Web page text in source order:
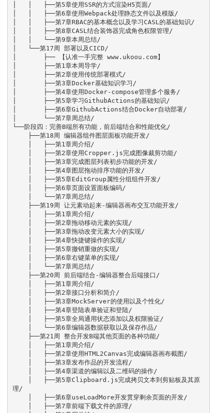
│   │   ├──第5章使用SSR的方式渲染H5页面/
│   │   ├──第6章使用Webpack处理静态文件以及模版/
│   │   ├──第7章RBAC的基本概念以及学习CASL的基础知识/
│   │   ├──第8章CASL结合装饰器完成角色权限管理/
│   │   └──第9章本周总结/
│   └──第17周 部署以及CICD/
│       ├── 【认准一手完整 www.ukoou.com】
│       ├──第1章本周导学/
│       ├──第2章使用传统部署模式/
│       ├──第3章Docker基础知识学习/
│       ├──第4章使用Docker-compose管理多个服务/
│       ├──第5章学习GithubActions的基础知识/
│       ├──第6章GithubActions结合Docker自动部署/
│       └──第7章周总结/
└──阶段四：完善B端所有功能，前后端结合和性能优化/
理/